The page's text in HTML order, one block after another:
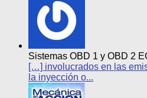
Sistemas OBD 1 y OBD 2
[…] involucrados en las
la inyección o...